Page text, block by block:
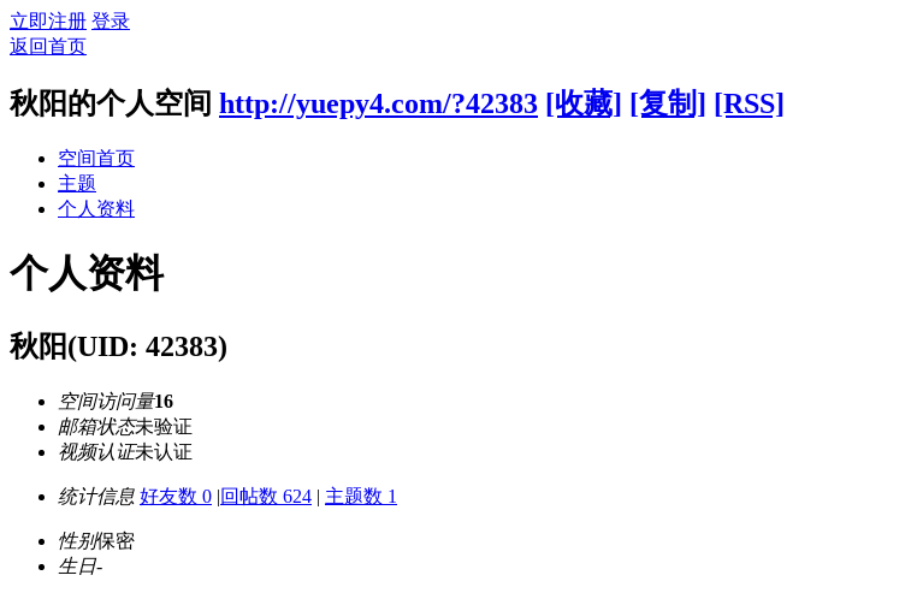
立即注册 登录
返回首页
秋阳的个人空间 http://yuepy4.com/?42383 [收藏] [复制] [RSS]
空间首页
主题
个人资料
个人资料
秋阳(UID: 42383)
空间访问量16
邮箱状态未验证
视频认证未认证
统计信息 好友数 0 |回帖数 624 | 主题数 1
性别保密
生日-